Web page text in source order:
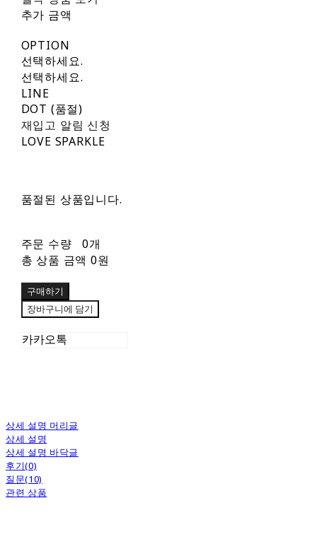
추가 금액
OPTION
선택하세요.
선택하세요.
LINE
DOT (품절)
재입고 알림 신청
LOVE SPARKLE
품절된 상품입니다.
주문 수량
0개
총 상품 금액 0원
구매하기
장바구니에 담기
카카오톡
상세 설명 머리글
상세 설명
상세 설명 바닥글
후기(0)
질문(10)
관련 상품